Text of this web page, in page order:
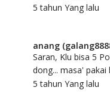
5 tahun Yang lalu
anang
Saran, Klu bisa 5
dong... masa'
5 tahun Yang lalu